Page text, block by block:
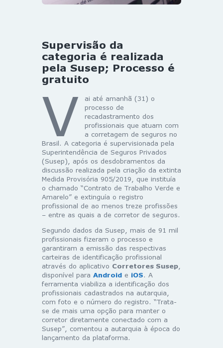
Supervisão da
categoria é realizada
pela Susep; Processo é
gratuito
V
ai até amanhã (31) o
processo de
recadastramento dos
profissionais que atuam com
a corretagem de seguros no
Brasil. A categoria é supervisionada pela
Superintendência de Seguros Privados
(Susep), após os desdobramentos da
discussão realizada pela criação da extinta
Medida Provisória 905/2019, que instituía
o chamado “Contrato de Trabalho Verde e
Amarelo” e extinguía o registro
profissional de ao menos treze profissões
– entre as quais a de corretor de seguros.
Segundo dados da Susep, mais de 91 mil
profissionais fizeram o processo e
garantiram a emissão das respectivas
carteiras de identificação profissional
através do aplicativo Corretores Susep
disponível para Android e iOS. A
ferramenta viabiliza a identificação dos
profissionais cadastrados na autarquia,
com foto e o número do registro. “Trata-
se de mais uma opção para manter o
corretor diretamente conectado com a
Susep”, comentou a autarquia à época do
lançamento da plataforma.